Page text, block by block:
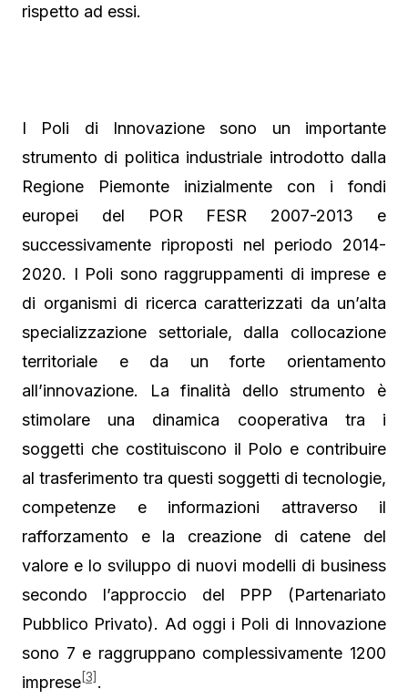
rispetto ad essi.
I Poli di Innovazione sono un importante
strumento di politica industriale introdotto dalla
Regione Piemonte inizialmente con i fondi
europei del POR FESR 2007-2013 e
successivamente riproposti nel periodo 2014-
2020. I Poli sono raggruppamenti di imprese e
di organismi di ricerca caratterizzati da un’alta
specializzazione settoriale, dalla collocazione
territoriale e da un forte orientamento
all’innovazione. La finalità dello strumento è
stimolare una dinamica cooperativa tra i
soggetti che costituiscono il Polo e contribuire
al trasferimento tra questi soggetti di tecnologie,
competenze e informazioni attraverso il
rafforzamento e la creazione di catene del
valore e lo sviluppo di nuovi modelli di business
secondo l’approccio del PPP (Partenariato
Pubblico Privato). Ad oggi i Poli di Innovazione
sono 7 e raggruppano complessivamente 1200
imprese[3] .